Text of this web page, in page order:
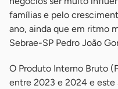
famílias e pelo
ano, ainda que em ritmo
Sebrae-SP Pedro João
O Produto Interno Bruto
entre 2023 e 2024 e este